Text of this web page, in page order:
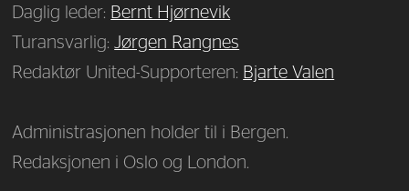
Daglig leder: Bernt Hjørnevik
Turansvarlig:Jørgen Rangnes
Redaktør United-Supporteren: Bjarte Valen
Administrasjonen holder til i Bergen.
Redaksjonen i Oslo og London.